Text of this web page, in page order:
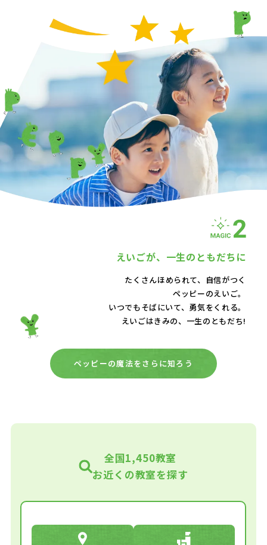
えいごが、 一生のともだちに
たくさんほめられて、自信がつく
ペッピーのえいご。
いつでもそばにいて、 勇気をくれる。
えいごはきみの、一生のともだち!
ペッピーの魔法をさらに知ろう
全国1,450教室
お近くの教室を探す